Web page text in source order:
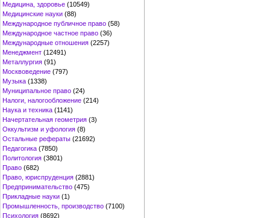
Медицина, здоровье (10549)
Медицинские науки (88)
Международное публичное право (58)
Международное частное право (36)
Международные отношения (2257)
Менеджмент (12491)
Металлургия (91)
Москвоведение (797)
Музыка (1338)
Муниципальное право (24)
Налоги, налогообложение (214)
Наука и техника (1141)
Начертательная геометрия (3)
Оккультизм и уфология (8)
Остальные рефераты (21692)
Педагогика (7850)
Политология (3801)
Право (682)
Право, юриспруденция (2881)
Предпринимательство (475)
Прикладные науки (1)
Промышленность, производство (7100)
Психология (8692)